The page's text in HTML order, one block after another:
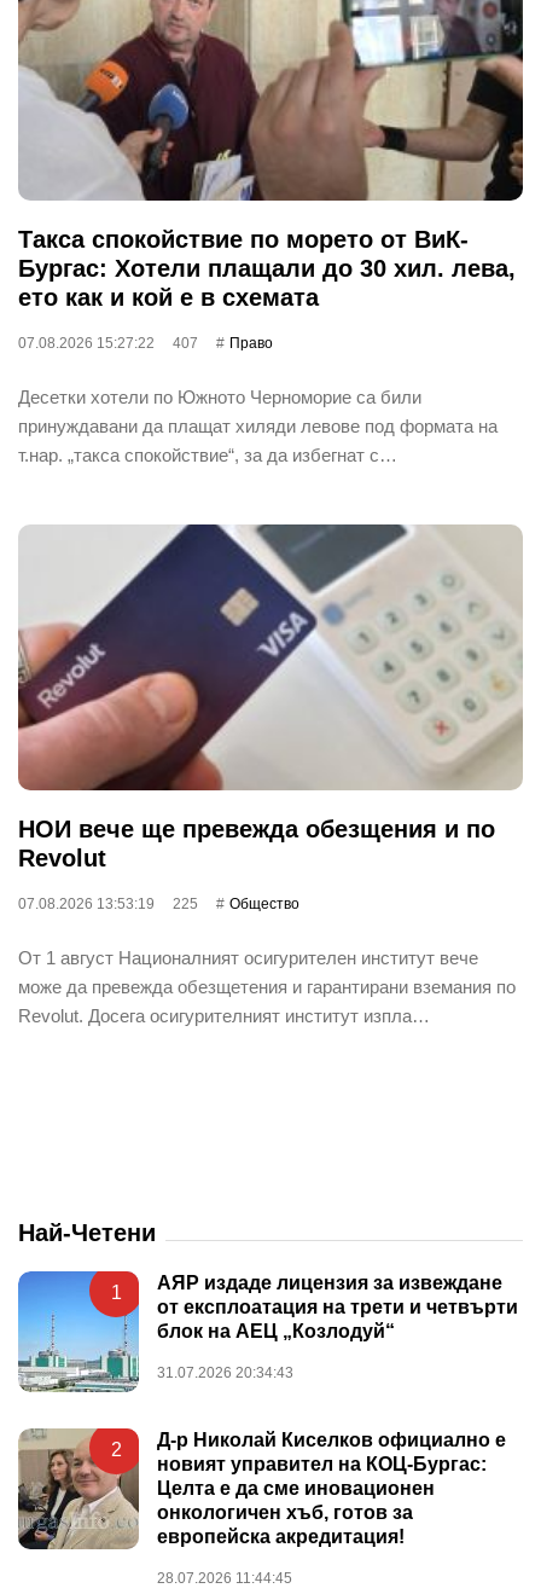
Такса спокойствие по морето от ВиК-
Бургас: Хотели плащали до 30 хил. лева,
ето как и кой е в схемата
07.08.2026 15:27:22 407 Право
Десетки хотели по Южното Черноморие са били
принуждавани да плащат хиляди левове под формата на
т.нар. „такса спокойствие“, за да избегнат с…
НОИ вече ще превежда обезщения и по
Revolut
07.08.2026 13:53:19 225 Общество
От 1 август Националният осигурителен институт вече
може да превежда обезщетения и гарантирани вземания по
Revolut. Досега осигурителният институт изпла…
Най-Четени
1
АЯР издаде лицензия за извеждане
от експлоатация на трети и четвърти
блок на АЕЦ „Козлодуй“
31.07.2026 20:34:43
2
Д-р Николай Киселков официално е
новият управител на КОЦ-Бургас:
Целта е да сме иновационен
онкологичен хъб, готов за
европейска акредитация!
28.07.2026 11:44:45